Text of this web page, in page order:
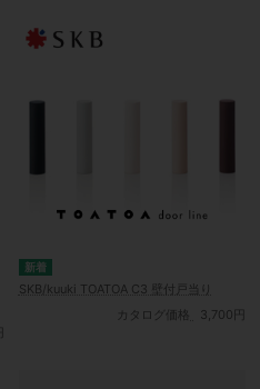
SKB/kuuki TOATOA C3 壁付戸当り
カタログ価格
3,700円